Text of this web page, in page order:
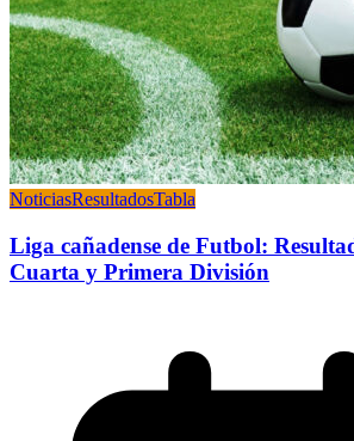
NoticiasResultadosTabla
Liga cañadense de Futbol:
Cuarta y Primera División